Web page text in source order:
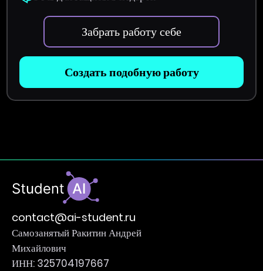
Забрать работу себе
Создать подобную работу
contact@ai-student.ru
Самозанятый Ракитин Андрей
Михайлович
ИНН: 325704197667